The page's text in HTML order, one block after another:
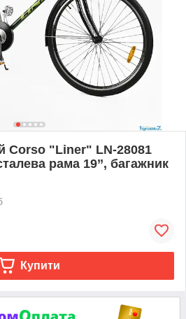
Corso "Liner" LN-28081
рама 19’’, багажник
Купити